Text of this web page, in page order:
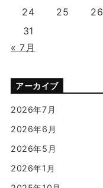
24
25 26
31
« 7月
アーカイブ
2026年7月
2026年6月
2026年5月
2026年1月